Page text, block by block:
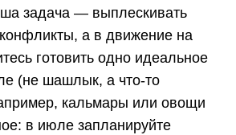
задача — выплескивать
а в движение на
готовить одно идеальное
(не шашлык, а что-то
кальмары или овощи
в июле запланируйте